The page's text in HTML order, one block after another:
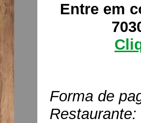
Entre em
Forma de